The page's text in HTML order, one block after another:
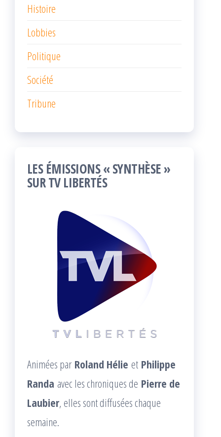
Histoire
Lobbies
Politique
Société
Tribune
LES ÉMISSIONS « SYNTHÈSE »
SUR TV LIBERTÉS
Animées par Roland Hélie et Philippe
Randa avec les chroniques de Pierre de
Laubier, elles sont diffusées chaque
semaine.